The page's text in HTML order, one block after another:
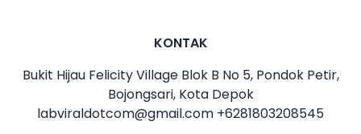
KONTAK
Bukit Hijau Felicity Village Blok B No 5, Pondok Petir,
Bojongsari, Kota Depok
labviraldotcom@gmail.com +6281803208545